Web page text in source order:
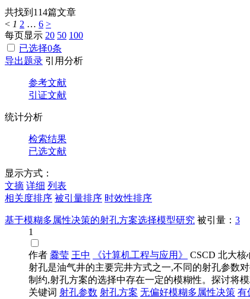
共找到 114篇文章
< 1 2 … 6 >
每页显示 20 50 100
已选择0条
导出题录 引用分析
参考文献
引证文献
统计分析
检索结果
已选文献
显示方式：
文摘 详细 列表
相关度排序 被引量排序 时效性排序
基于模糊多属性决策的射孔方案选择模型研究 被引量： 3
1
作者 爨莹 王中 《计算机工程与应用》 CSCD 北大核
射孔是油气井的主要完井方式之一,不同的射孔参数
制约,射孔方案的选择中存在一定的模糊性。探讨将
关键词 射孔参数 射孔方案 无偏好模糊多属性决策 有